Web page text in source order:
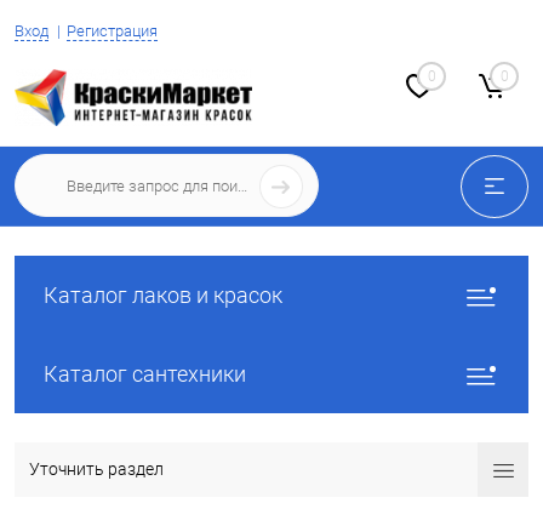
Вход Регистрация
0 0
Каталог лаков и красок
Каталог сантехники
Уточнить раздел